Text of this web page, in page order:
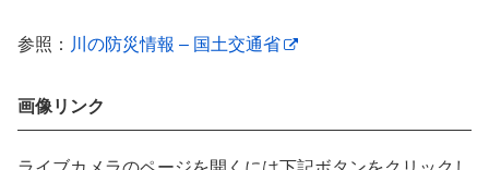
参照： 川の防災情報 – 国土交通省
画像リンク